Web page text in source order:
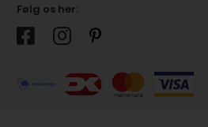
Følg os her: